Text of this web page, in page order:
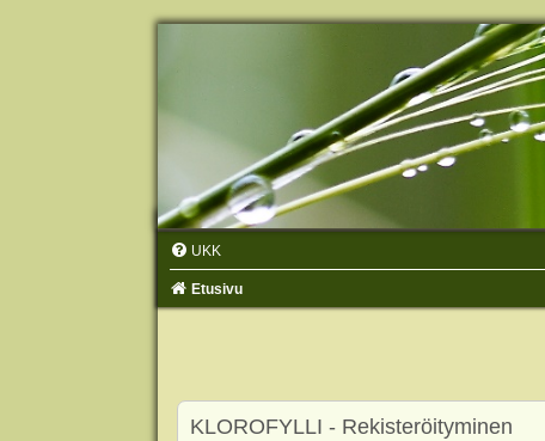
UKK
Etusivu
KLOROFYLLI - Rekisteröityminen